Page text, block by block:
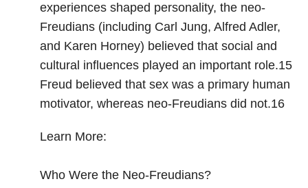
experiences shaped personality, the neo-
Freudians (including Carl Jung, Alfred Adler,
and Karen Horney) believed that social and
cultural influences played an important role.15
Freud believed that sex was a primary human
motivator, whereas neo-Freudians did not.16
Learn More:
Who Were the Neo-Freudians?